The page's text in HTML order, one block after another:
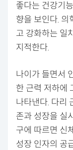
좋다는 건강기
향을 보인다.
고 강화하는 일
지적한다.
나이가 들면서
한 근력 저하에
나타낸다. 다리
존과 성장을 실
구에 따르면 신
성장 인자의 공